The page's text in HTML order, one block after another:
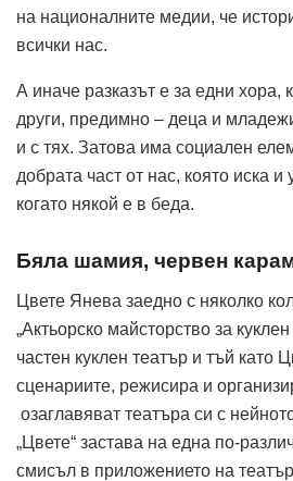
на националните медии, че
всички нас.
А иначе разказът е за едни хора,
други, предимно – деца и
и с тях. Затова има социален
добрата част от нас, която иска
когато някой е в беда.
Бяла шамия, червен
Цвете Янева заедно с няколко
„Актьорско майсторство за
частен куклен театър и тъй като
сценариите, режисира и
озаглавяват театъра си с
„Цвете“ застава на една по-
смисъл в приложението на